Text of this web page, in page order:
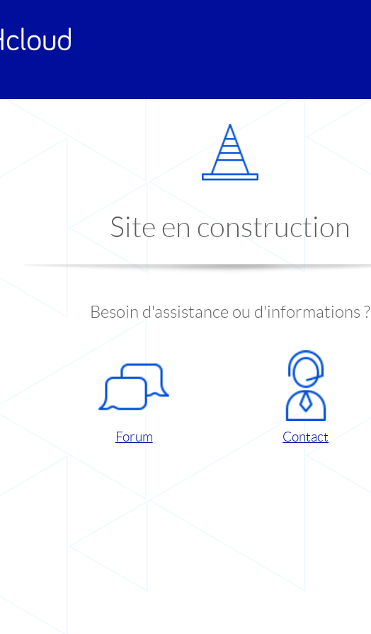
Site en construction
Besoin d'assistance ou d'informations ?
Forum Contact